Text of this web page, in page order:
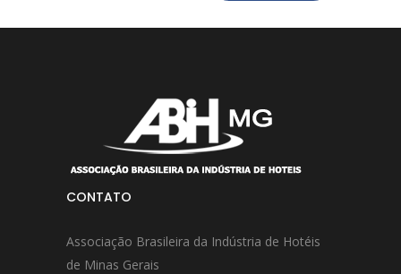
CONTATO
Associação Brasileira da Indústria de Hotéis
de Minas Gerais